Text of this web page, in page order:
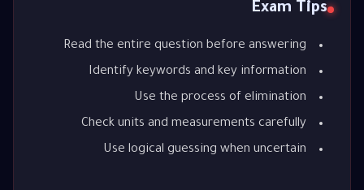
Exam Tips
Read the entire question before answering
Identify keywords and key information
Use the process of elimination
Check units and measurements carefully
Use logical guessing when uncertain